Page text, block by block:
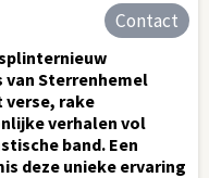
Contact
van Sterrenhemel
verse, rake
verhalen vol
band. Een
deze unieke ervaring